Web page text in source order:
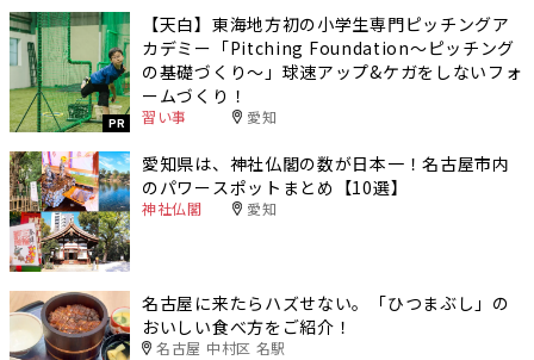
PR
【天白】東海地方初の小学生専門ピッチングア
カデミー「Pitching Foundation〜ピッチング
の基礎づくり〜」球速アップ&ケガをしないフォ
ームづくり！
習い事 愛知
愛知県は、神社仏閣の数が日本一！名古屋市内
のパワースポットまとめ【10選】
神社仏閣 愛知
名古屋に来たらハズせない。「ひつまぶし」の
おいしい食べ方をご紹介！
名古屋 中村区 名駅